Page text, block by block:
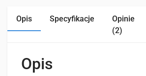
Opis Specyfikacje
Opinie
(2)
Opis